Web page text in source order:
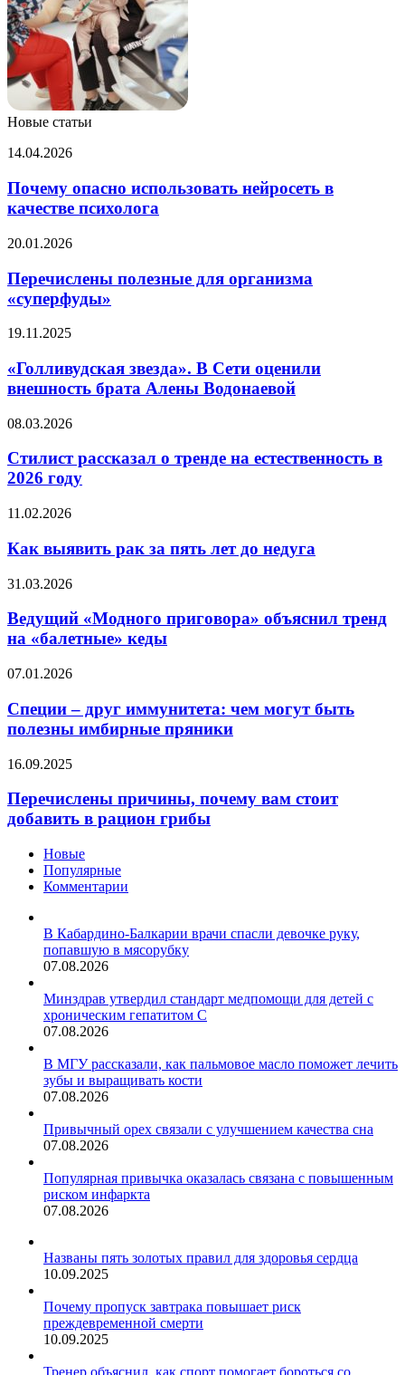
Новые статьи
Почему
использовать
нейросеть
в
психолога
14.04.2026
Почему опасно использовать нейросеть в
качестве психолога
Перечислены
для
организма
«суперфуды»
20.01.2026
Перечислены полезные для организма
«суперфуды»
«Голливудская
В
Сети
оценили
брата
Водонаевой
19.11.2025
«Голливудская звезда». В Сети оценили
внешность брата Алены Водонаевой
Стилист
о
тренде
на
в
году
08.03.2026
Стилист рассказал о тренде на естественность в
2026 году
Как
рак
за
пять
лет
до
недуга
11.02.2026
Как выявить рак за пять лет до недуга
Ведущий
приговора»
объяснил
тренд
«балетные»
31.03.2026
Ведущий «Модного приговора» объяснил тренд
на «балетные» кеды
Специи
друг
иммунитета:
чем
быть
имбирные
пряники
07.01.2026
Специи – друг иммунитета: чем могут быть
полезны имбирные пряники
Перечислены
почему
вам
стоит
рацион
грибы
16.09.2025
Перечислены причины, почему вам стоит
добавить в рацион грибы
Новые
Популярные
Комментарии
В Кабардино-Балкарии врачи спасли девочке руку,
попавшую в мясорубку
07.08.2026
Минздрав утвердил стандарт медпомощи для детей с
хроническим гепатитом С
07.08.2026
В МГУ рассказали, как пальмовое масло поможет лечить
зубы и выращивать кости
07.08.2026
Привычный орех связали с улучшением качества сна
07.08.2026
Популярная привычка оказалась связана с повышенным
риском инфаркта
07.08.2026
Названы пять золотых правил для здоровья сердца
10.09.2025
Почему пропуск завтрака повышает риск
преждевременной смерти
10.09.2025
Тренер объяснил, как спорт помогает бороться со